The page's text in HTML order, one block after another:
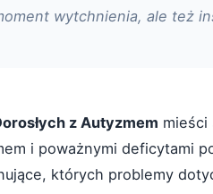
wytchnienia, ale też
z Autyzmem mieści
i poważnymi deficytami
których problemy